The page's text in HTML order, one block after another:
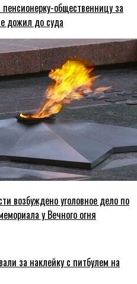
общественницу за
дожил до суда
возбуждено уголовное дело по
у Вечного огня
за наклейку с питбулем на